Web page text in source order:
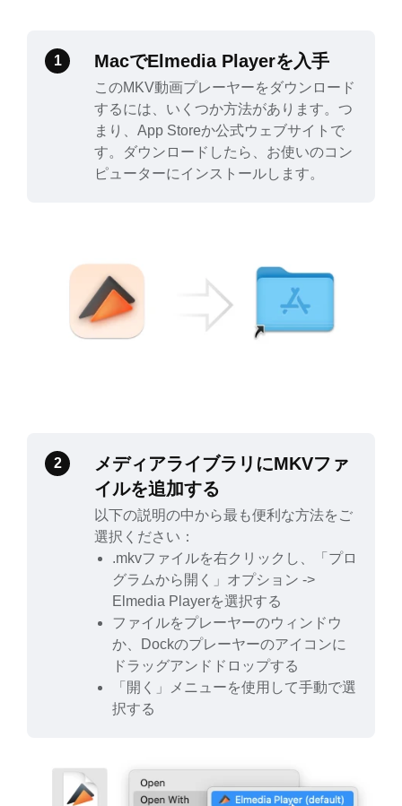
1 MacでElmedia Playerを入手
このMKV動画プレーヤーをダウンロード
するには、いくつか方法があります。つ
まり、App Storeか公式ウェブサイトで
す。ダウンロードしたら、お使いのコン
ピューターにインストールします。
2
メディアライブラリにMKVファ
イルを追加する
以下の説明の中から最も便利な方法をご
選択ください：
.mkvファイルを右クリックし、「プロ
グラムから開く」オプション ->
Elmedia Playerを選択する
ファイルをプレーヤーのウィンドウ
か、Dockのプレーヤーのアイコンに
ドラッグアンドドロップする
「開く」メニューを使用して手動で選
択する